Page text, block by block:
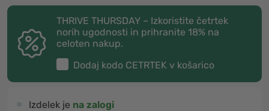
THRIVE THURSDAY – Izkoristite četrtek
norih ugodnosti in prihranite 18% na
celoten nakup.
Dodaj kodo CETRTEK v košarico
Izdelek je na zalogi